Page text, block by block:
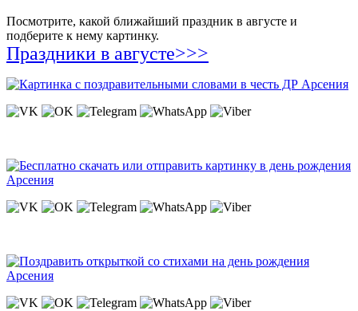
Посмотрите, какой ближайший праздник в августе и
подберите к нему картинку.
Праздники в августе>>>